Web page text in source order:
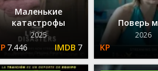
Маленькие
катастрофы
2025
7.446 7
Поверь
2026